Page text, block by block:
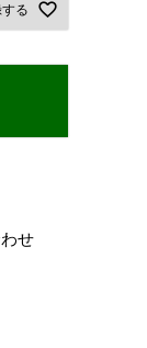
る
せ